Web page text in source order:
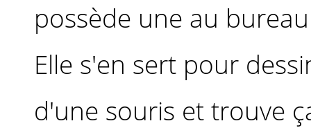
possède une au
Elle s'en sert pour
d'une souris et trouve